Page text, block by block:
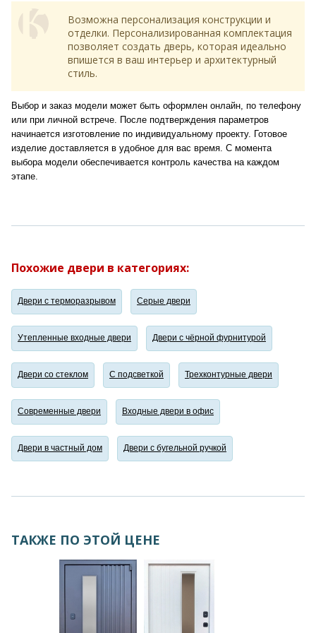
Возможна персонализация конструкции и
отделки. Персонализированная комплектация
позволяет создать дверь, которая идеально
впишется в ваш интерьер и архитектурный
стиль.
Выбор и заказ модели может быть оформлен онлайн, по телефону
или при личной встрече. После подтверждения параметров
начинается изготовление по индивидуальному проекту. Готовое
изделие доставляется в удобное для вас время. С момента
выбора модели обеспечивается контроль качества на каждом
этапе.
Похожие двери в категориях:
Двери с терморазрывом Серые двери
Утепленные входные двери Двери с чёрной фурнитурой
Двери со стеклом С подсветкой Трехконтурные двери
Современные двери Входные двери в офис
Двери в частный дом Двери с бугельной ручкой
ТАКЖЕ ПО ЭТОЙ ЦЕНЕ